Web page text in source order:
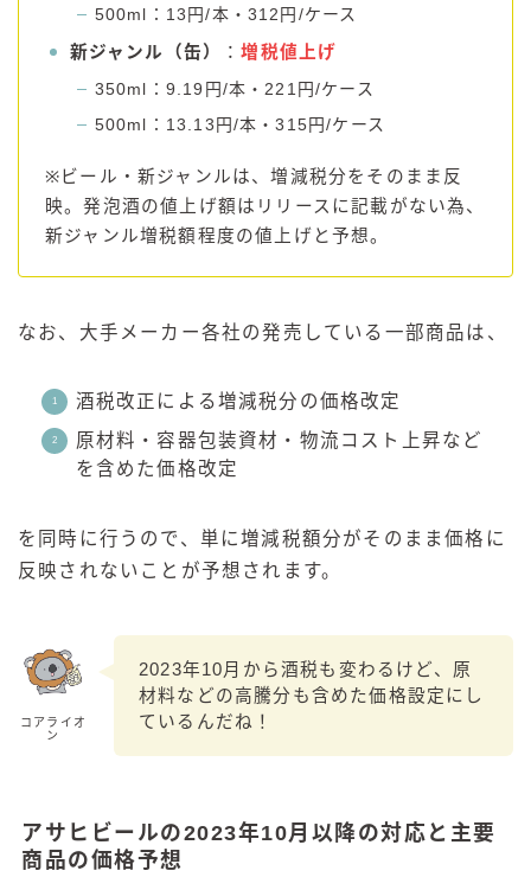
500ml：13円/本・312円/ケース
新ジャンル（缶）
：増税値上げ
350ml：9.19円/本・221円/ケース
500ml：13.13円/本・315円/ケース
※ビール・新ジャンルは、増減税分をそのまま反
映。発泡酒の値上げ額はリリースに記載がない為、
新ジャンル増税額程度の値上げと予想。
なお、大手メーカー各社の発売している一部商品は、
酒税改正による増減税分の価格改定
原材料・容器包装資材・物流コスト上昇など
を含めた価格改定
を同時に行うので、単に増減税額分がそのまま価格に
反映されないことが予想されます。
コアライオ
ン
2023年10月から酒税も変わるけど、原
材料などの高騰分も含めた価格設定にし
ているんだね！
アサヒビールの2023年10月以降の対応と主要
商品の価格予想